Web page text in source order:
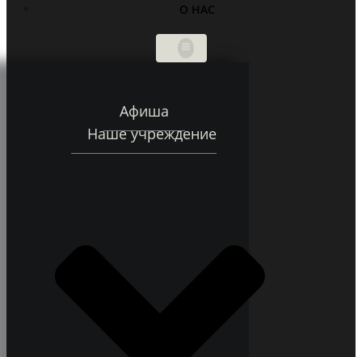
О НАС
Афиша
Наше учреждение